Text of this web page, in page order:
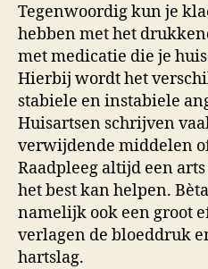
Tegenwoordig kun je
hebben met het
met medicatie die je
Hierbij wordt het
stabiele en instabiele
Huisartsen schrijven
verwijdende middelen
Raadpleeg altijd een
het best kan helpen.
namelijk ook een groot
verlagen de bloeddruk
hartslag.